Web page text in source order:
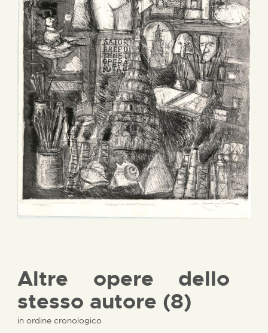
Altre opere dello
stesso autore (8)
in ordine cronologico